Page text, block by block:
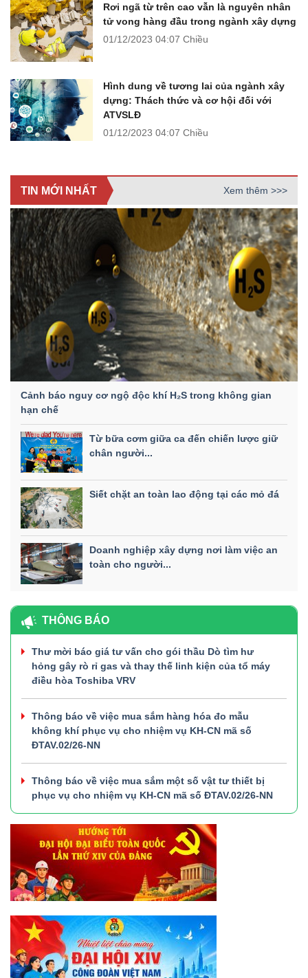
Rơi ngã từ trên cao vẫn là nguyên nhân
tử vong hàng đầu trong ngành xây dựng
01/12/2023 04:07 Chiều
Hình dung về tương lai của ngành xây
dựng: Thách thức và cơ hội đối với
ATVSLĐ
01/12/2023 04:07 Chiều
TIN MỚI NHẤT Xem thêm >>>
Cảnh báo nguy cơ ngộ độc khí H₂S trong không gian
hạn chế
Từ bữa cơm giữa ca đến chiến lược giữ
chân người...
Siết chặt an toàn lao động tại các mỏ đá
Doanh nghiệp xây dựng nơi làm việc an
toàn cho người...
THÔNG BÁO
Thư mời báo giá tư vấn cho gói thầu Dò tìm hư
hỏng gây rò rỉ gas và thay thế linh kiện của tổ máy
điều hòa Toshiba VRV
Thông báo về việc mua sắm hàng hóa đo mẫu
không khí phục vụ cho nhiệm vụ KH-CN mã số
ĐTAV.02/26-NN
Thông báo về việc mua sắm một số vật tư thiết bị
phục vụ cho nhiệm vụ KH-CN mã số ĐTAV.02/26-NN